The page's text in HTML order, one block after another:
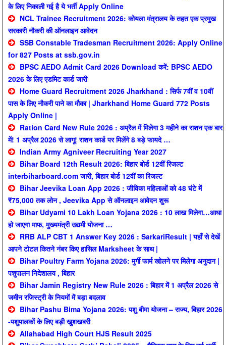
के लिए निकाली गई है ये भर्ती Apply Online
NCL Trainee Recruitment 2026: कोयला मंत्रालय के तहत एक प्रमुख
सरकारी नौकरी की ऑनलाइन आवेदन
SSB Constable Tradesman Recruitment 2026: Apply Online
for 827 Posts at ssb.gov.in
BPSC AEDO Admit Card 2026 Download करें: BPSC AEDO
2026 के लिए एडमिट कार्ड जारी
Home Guard Recruitment 2026 Jharkhand : सिर्फ 7वीं व 10वीं
पास के लिए नौकरी पाने का मौका | Jharkhand Home Guard 772 Posts
Apply Online |
Ration Card New Rule 2026 : अप्रैल में मिलेगा 3 महीने का राशन एक बार
में! 1 अप्रैल 2026 से लागू! राशन कार्ड पर मिलेंगे 8 बड़े फायदे …
Indian Army Agniveer Recruiting Year 2027
Bihar Board 12th Result 2026: बिहार बोर्ड 12वीं रिजल्ट
interbiharboard.com जारी, बिहार बोर्ड 12वीं का रिजल्ट
Bihar Jeevika Loan App 2026 : जीविका महिलाओं को 48 घंटे में
₹75,000 तक लोन , Jeevika App से ऑनलाइन आवेदन शुरू
Bihar Udyami 10 Lakh Loan Yojana 2026 : 10 लाख मिलेगा…आधा
हो जाएगा माफ, मुख्यमंत्री उद्यमी योजना …
RRB ALP CBT 1 Answer Key 2026 : SarkariResult | यहाँ से देखें
आपने टोटल कितने नंबर किए हासिल Marksheet के साथ |
Bihar Poultry Farm Yojana 2026: मुर्गी फार्म खोलने पर मिलेगा अनुदान |
पशुपालन निदेशालय , बिहार
Bihar Jamin Registry New Rule 2026 : बिहार में 1 अप्रैल 2026 से
जमीन रजिस्ट्री के नियमों में बड़ा बदलाव
Bihar Pashu Bima Yojana 2026: पशु बीमा योजना – राज्य, बिहार 2026
-पशुपालकों के लिए बड़ी खुशखबरी
Allahabad High Court HJS Result 2025